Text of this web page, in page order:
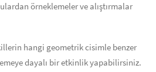
örneklemeler ve alıştırmalar
hangi geometrik cisimle benzer
dayalı bir etkinlik yapabilirsiniz.